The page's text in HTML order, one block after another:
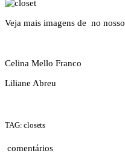
Veja mais imagens de no nosso
Celina Mello Franco
Liliane Abreu
TAG: closets
comentários